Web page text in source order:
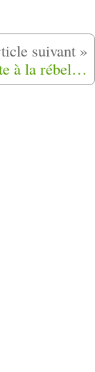
L'aide communiste à la rébellion algérienne 15/25